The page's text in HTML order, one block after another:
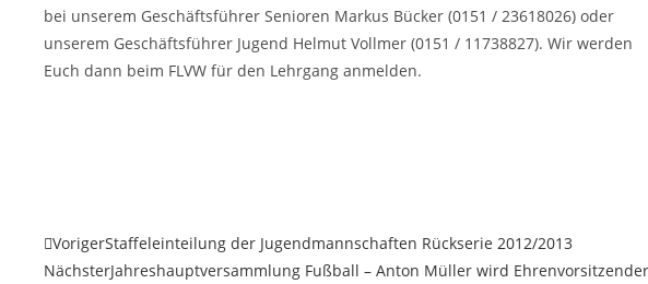
bei unserem Geschäftsführer Senioren Markus Bücker (0151 / 23618026) oder
unserem Geschäftsführer Jugend Helmut Vollmer (0151 / 11738827). Wir werden
Euch dann beim FLVW für den Lehrgang anmelden.
VorigerStaffeleinteilung der Jugendmannschaften Rückserie 2012/2013
NächsterJahreshauptversammlung Fußball – Anton Müller wird